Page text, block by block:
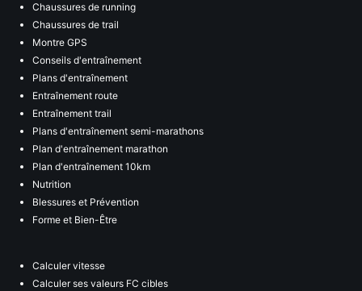
Chaussures de running
Chaussures de trail
Montre GPS
Conseils d'entraînement
Plans d'entraînement
Entraînement route
Entraînement trail
Plans d'entraînement semi-marathons
Plan d'entraînement marathon
Plan d'entraînement 10km
Nutrition
Blessures et Prévention
Forme et Bien-Être
Calculer vitesse
Calculer ses valeurs FC cibles